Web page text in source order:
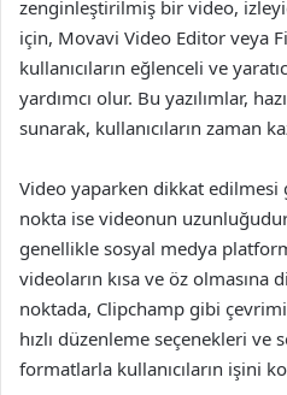
zenginleştirilmiş bir video,
için, Movavi Video Editor veya
kullanıcıların eğlenceli ve
yardımcı olur. Bu yazılımlar,
sunarak, kullanıcıların zaman
Video yaparken dikkat
nokta ise videonun
genellikle sosyal medya
videoların kısa ve öz olmasına
noktada, Clipchamp gibi
hızlı düzenleme seçenekleri ve
formatlarla kullanıcıların işini